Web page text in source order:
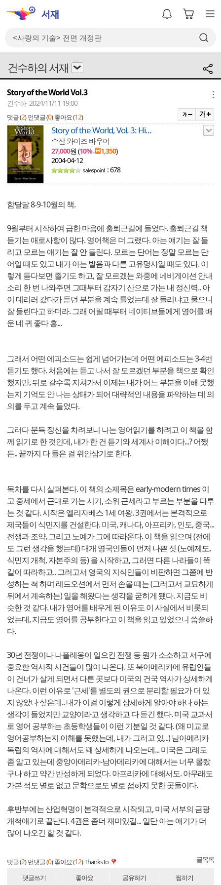
건수하의 서재
Story of the World Vol.3
건수하 2024/11/11 19:00
댓글 (2) 먼댓글 (0) 좋아요 (12)
Story of the World, Vol. 3: Hi...
수잔 와이즈 바우어
27,000원 (10%↓ 1,350)
2004-04-12
: 678
함달달 8-9-10월의 책.
9월부터 시작하여 급한 마음에 출퇴근길에 들었다. 출퇴근길 책
듣기는 애로사항이 많다. 영어책은 더 그랬다. 아는 얘기는 잘 들
리고 모르는 얘기는 잘 안 들린다. 모르는 단어는 정말 모르는 단
어일 때도 있고 내가 아는 발음과 다른 고유명사일 때도 있다. 이
렇게 듣다보면 졸기도 하고, 잘 모르겠는 와중에 네비게이션 안내
소리 한 번 나와주면 그때부터 갑자기 산으로 가는 내 정신력.. 아
이 데리러 갔다가 듣던 부분을 계속 틀었는데 잘 들리냐고 물으니
잘 들린다고 하더라. 그래 어릴 때부터 네이티브들에게 영어를 배
운 네 귀 좋다 흥...
그래서 어떤 에피소드는 쉽게 넘어가는데 어떤 에피소드는 3-4번
듣기도 했다. 처음에는 듣고 나서 잘 모르겠던 부분을 책으로 확인
했지만, 뒤로 갈수록 지쳐가서 이제는 내가 어느 부분을 이해 못했
는지 기억도 안 나는 상태가 되어 대략적인 내용을 파악하는 데 의
의를 두고 계속 들었다.
그러다 문득 정신을 차려보니 나는 영어읽기를 하려고 이 책을 함
께 읽기로 한 것인데, 내가 한 건 듣기와 세계사 이해이다...? 어쨌
든.. 끝까지 다 들은 걸 위안삼기로 한다.
목차를 다시 살펴본다. 이 책의 소제목은 early-modern times 이
고 중세에서 근대로 가는 시기, 소위 근세라고 부르는 부분을 다루
는 것 같다. 시작은 엘리자베스 1세 여왕. 3권에서는 본격적으로
제국들이 식민지를 건설한다. 미국, 캐나다, 아프리카, 인도, 중국...
전쟁과 조약, 그리고 노예가 그에 따라온다. 이 책을 읽으며 (전에
도 그런 생각을 했는데) 대개 영국인들이 먼저 나쁜 짓 (노예제도,
식민지 개척, 자본주의 등) 을 시작하고, 그러면 다른 나라들이 똑
같이 따라하고.. 그러고서 영국의 지식인들이 비판하면 그쯤에 반
성하는 척 하며 레드오션에서 먼저 손을 떼는 (그러고서 교묘하게
뒤에서 계속하는) 일을 해왔다는 생각을 굳히게 됐다. 지금도 비
슷한 것 같다. 내가 영어를 배우게 된 이유도 이 사실에서 비롯되
었는데, 지금도 영어를 공부한다고 이 책을 읽고 있었으니 씁쓸하
다.
30년 전쟁이나 나폴레옹이 일으킨 전쟁 등 뭔가 소소하고 서구에
중요한 역사적 사건들이 많이 나온다. 또 북아메리카에 유럽인들
이 건너가 살게 되면서 다른 곳보다 미국의 건국 역사가 상세하게
나온다. 이런 이유로 '근세'를 별도의 권으로 분리할 필요가 더 있
지 않았나 싶은데.. 내가 이걸 이렇게 상세하게 알아야 하나 하는
생각이 들었지만 교양이라고 생각하고 다 듣긴 했다. 미국 교과서
로 영어 공부하는 초등학생들이 이런 기분일 것 같다. (왜 미교로
영어공부하는지 이해를 못했는데, 내가 그러고 있...) 남아메리카
독립의 역사에 대해서도 꽤 상세하게 나오는데... 미국은 그래도
좀 알고 있는데 중앙아메리카-남아메리카에 대해서는 너무 몰랐
구나 하고 약간 반성하게 되었다. 아프리카에 대해서도. 아무래도
가본 적도 별로 없고 문학으로도 별로 접하지 못한 곳들이다.
후반부에는 산업혁명이 본격적으로 시작되고, 미국 서부의 금광
개척얘기로 끝난다. 4권은 좀더 재미있길... 일단 아는 얘기가 더
많이 나오긴 할 것 같다.
댓글 (2) 먼댓글 (0) 좋아요 (12)ThanksTo 글목록
댓글쓰기 좋아요 공유하기 찜하기